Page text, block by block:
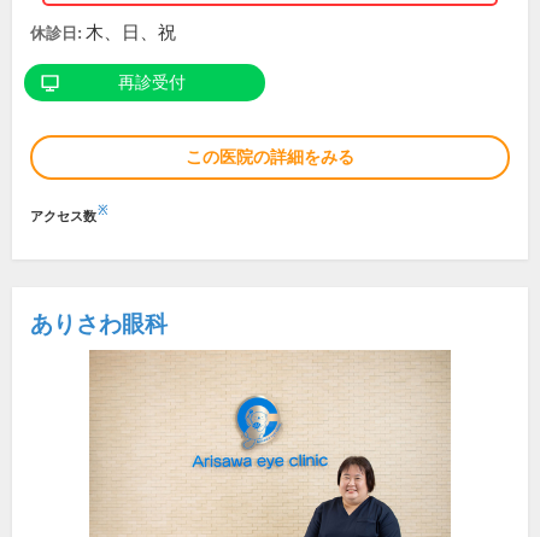
休診日: 木、日、祝
再診受付
この医院の詳細をみる
アクセス数※
ありさわ眼科